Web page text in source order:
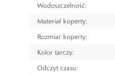
Wodoszczelność:
Materiał koperty:
Rozmiar koperty:
Kolor tarczy:
Odczyt czasu: